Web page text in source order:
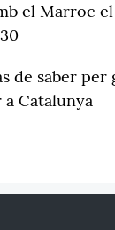
el Marroc
de saber per
Catalunya